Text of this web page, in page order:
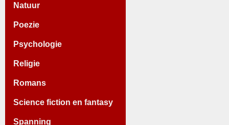
Natuur
Poezie
Psychologie
Religie
Romans
Science fiction en fantasy
Spanning